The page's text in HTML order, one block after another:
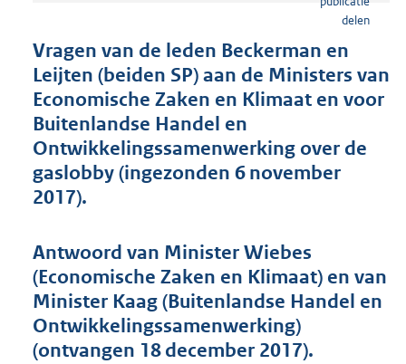
d
s
g
r
o
t
4
b
Vragen van de leden Beckerman en
Leijten (beiden SP) aan de Ministers van
Economische Zaken en Klimaat en voor
Buitenlandse Handel en
Ontwikkelingssamenwerking over de
gaslobby (ingezonden 6 november
2017).
Antwoord van Minister Wiebes
(Economische Zaken en Klimaat) en van
Minister Kaag (Buitenlandse Handel en
Ontwikkelingssamenwerking)
(ontvangen 18 december 2017).